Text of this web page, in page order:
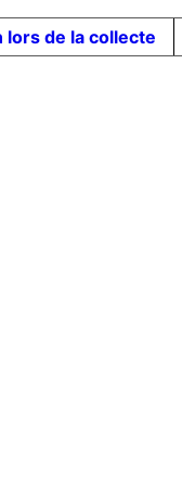
lors de la collecte